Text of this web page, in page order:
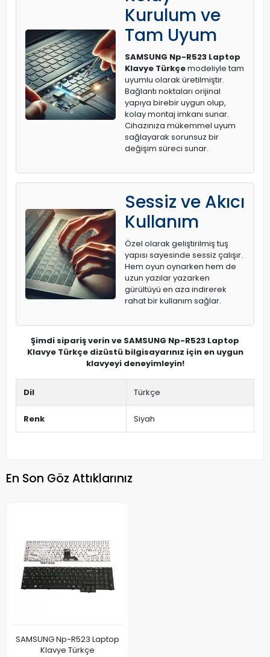
Kurulum ve
Tam Uyum
SAMSUNG Np-R523 Laptop
Klavye Türkçemodeliyle tam
uyumlu olarak üretilmiştir.
Bağlantı noktaları orijinal
yapıya birebir uygun olup,
kolay montaj imkanı sunar.
Cihazınıza mükemmel uyum
sağlayarak sorunsuz bir
değişim süreci sunar.
Sessiz ve Akıcı
Kullanım
Özel olarak geliştirilmiş tuş
yapısı sayesinde sessiz çalışır.
Hem oyun oynarken hem de
uzun yazılar yazarken
gürültüyü en aza indirerek
rahat bir kullanım sağlar.
Şimdi sipariş verin ve SAMSUNG Np-R523 Laptop
Klavye Türkçe dizüstü bilgisayarınız için en uygun
klavyeyi deneyimleyin!
Dil Türkçe
Renk Siyah
En Son Göz Attıklarınız
SAMSUNG Np-R523 Laptop
Klavye Türkçe